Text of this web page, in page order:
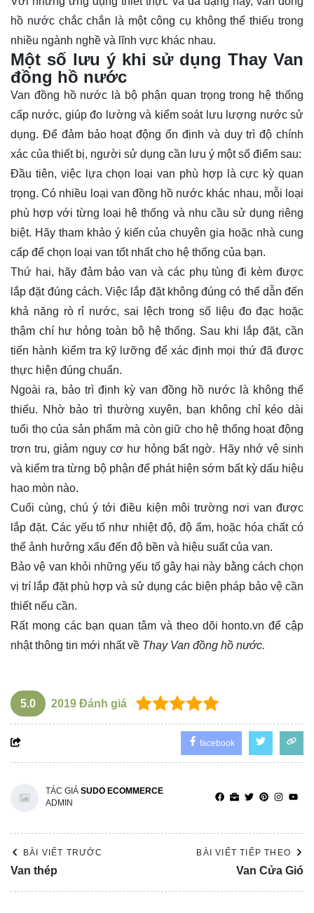
hồ nước chắc chắn là một công cụ không thể thiếu trong
nhiều ngành nghề và lĩnh vực khác nhau.
Một số lưu ý khi sử dụng Thay Van
đồng hồ nước
Van đồng hồ nước là bộ phận quan trọng trong hệ thống
cấp nước, giúp đo lường và kiểm soát lưu lượng nước sử
dụng. Để đảm bảo hoạt động ổn định và duy trì độ chính
xác của thiết bị, người sử dụng cần lưu ý một số điểm sau:
Đầu tiên, việc lựa chọn loại van phù hợp là cực kỳ quan
trọng. Có nhiều loại van đồng hồ nước khác nhau, mỗi loại
phù hợp với từng loại hệ thống và nhu cầu sử dụng riêng
biệt. Hãy tham khảo ý kiến của chuyên gia hoặc nhà cung
cấp để chọn loại van tốt nhất cho hệ thống của bạn.
Thứ hai, hãy đảm bảo van và các phụ tùng đi kèm được
lắp đặt đúng cách. Việc lắp đặt không đúng có thể dẫn đến
khả năng rò rỉ nước, sai lệch trong số liệu đo đạc hoặc
thậm chí hư hỏng toàn bộ hệ thống. Sau khi lắp đặt, cần
tiến hành kiểm tra kỹ lưỡng để xác định mọi thứ đã được
thực hiện đúng chuẩn.
Ngoài ra, bảo trì định kỳ van đồng hồ nước là không thể
thiếu. Nhờ bảo trì thường xuyên, bạn không chỉ kéo dài
tuổi thọ của sản phẩm mà còn giữ cho hệ thống hoạt động
trơn tru, giảm nguy cơ hư hỏng bất ngờ. Hãy nhớ vệ sinh
và kiểm tra từng bộ phận để phát hiện sớm bất kỳ dấu hiệu
hao mòn nào.
Cuối cùng, chú ý tới điều kiện môi trường nơi van được
lắp đặt. Các yếu tố như nhiệt độ, độ ẩm, hoặc hóa chất có
thể ảnh hưởng xấu đến độ bền và hiệu suất của van.
Bảo vệ van khỏi những yếu tố gây hại này bằng cách chọn
vị trí lắp đặt phù hợp và sử dụng các biện pháp bảo vệ cần
thiết nếu cần.
Rất mong các bạn quan tâm và theo dõi honto.vn để cập
nhật thông tin mới nhất về Thay Van đồng hồ nước.
5.0 2019 Đánh giá
facebook
TÁC GIẢ SUDO ECOMMERCE
ADMIN
BÀI VIẾT TRƯỚC
Van thép
BÀI VIẾT TIẾP THEO
Van Cửa Gió